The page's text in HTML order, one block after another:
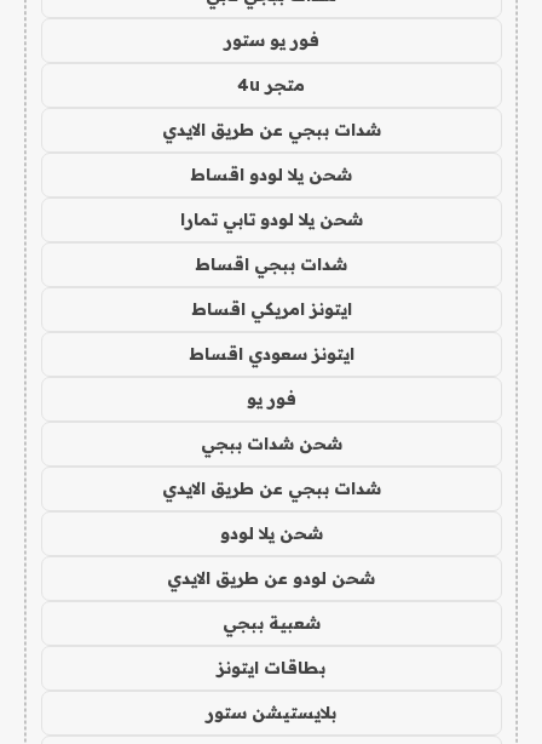
فور يو ستور
متجر 4u
شدات ببجي عن طريق الايدي
شحن يلا لودو اقساط
شحن يلا لودو تابي تمارا
شدات ببجي اقساط
ايتونز امريكي اقساط
ايتونز سعودي اقساط
فور يو
شحن شدات ببجي
شدات ببجي عن طريق الايدي
شحن يلا لودو
شحن لودو عن طريق الايدي
شعبية ببجي
بطاقات ايتونز
بلايستيشن ستور